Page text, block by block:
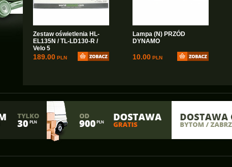
Zestaw oświetlenia HL-
EL135N / TL-LD130-R /
Velo 5
189.00 PLN
Lampa (N) PRZÓD
DYNAMO
10.00 PLN